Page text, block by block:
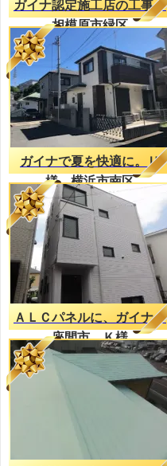
ガイナ認定施工店の工事
相模原市緑区
ガイナで夏を快適に。Ｕ
様 横浜市南区
ＡＬＣパネルに、ガイナ
座間市 Ｋ様